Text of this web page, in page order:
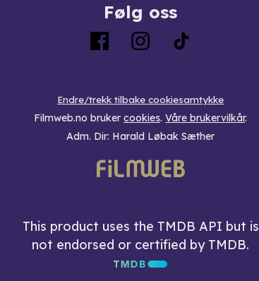
Følg oss
Endre/trekk tilbake cookiesamtykke
Filmweb.no bruker cookies. Våre brukervilkår.
Adm. Dir: Harald Løbak Sæther
This product uses the TMDB API but is
not endorsed or certified by TMDB.